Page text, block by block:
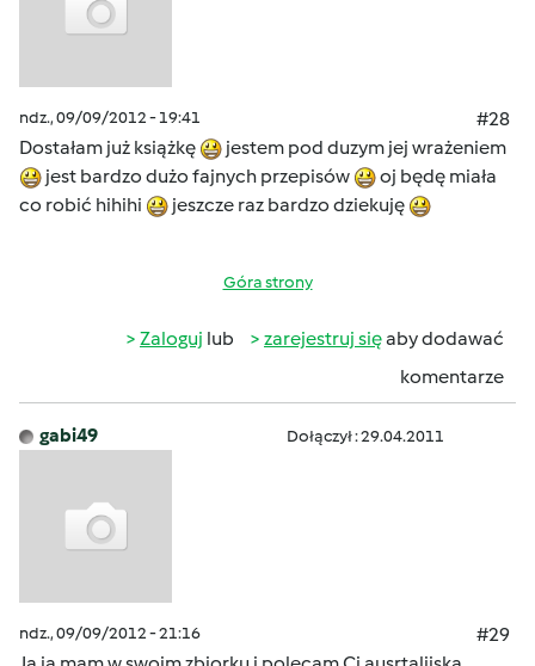
ndz., 09/09/2012 - 19:41
#28
Dostałam już książkę
jestem pod duzym jej wrażeniem
jest bardzo dużo fajnych przepisów
oj będę miała
co robić hihihi
jeszcze raz bardzo dziekuję
Góra strony
Zaloguj lub zarejestruj sięaby dodawać
komentarze
gabi49 Dołączył : 29.04.2011
ndz., 09/09/2012 - 21:16
#29